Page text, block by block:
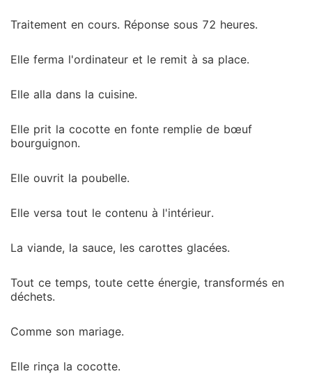
Traitement en cours. Réponse sous 72 heures.
Elle ferma l'ordinateur et le remit à sa place.
Elle alla dans la cuisine.
Elle prit la cocotte en fonte remplie de bœuf
bourguignon.
Elle ouvrit la poubelle.
Elle versa tout le contenu à l'intérieur.
La viande, la sauce, les carottes glacées.
Tout ce temps, toute cette énergie, transformés en
déchets.
Comme son mariage.
Elle rinça la cocotte.